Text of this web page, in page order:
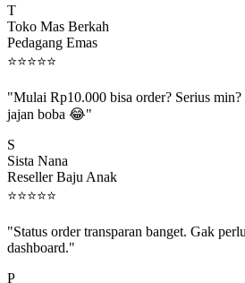
Toko Mas Berkah
Pedagang Emas
⭐⭐⭐⭐⭐
jajan boba 😂"
Sista Nana
Reseller Baju Anak
⭐⭐⭐⭐⭐
dashboard."